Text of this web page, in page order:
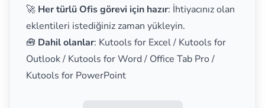
🚀 Her türlü Ofis görevi için hazır: İhtiyacınız olan
eklentileri istediğiniz zaman yükleyin.
🧰 Dahil olanlar: Kutools for Excel / Kutools for
Outlook / Kutools for Word / Office Tab Pro /
Kutools for PowerPoint